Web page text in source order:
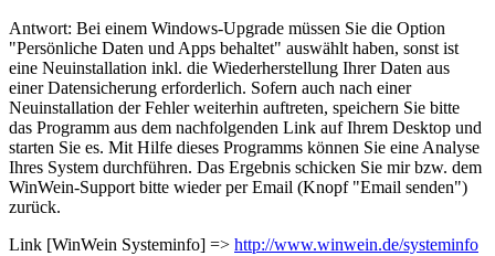
Antwort: Bei einem Windows-Upgrade müssen Sie die Option
"Persönliche Daten und Apps behaltet" auswählt haben, sonst ist
eine Neuinstallation inkl. die Wiederherstellung Ihrer Daten aus
einer Datensicherung erforderlich. Sofern auch nach einer
Neuinstallation der Fehler weiterhin auftreten, speichern Sie bitte
das Programm aus dem nachfolgenden Link auf Ihrem Desktop und
starten Sie es. Mit Hilfe dieses Programms können Sie eine Analyse
Ihres System durchführen. Das Ergebnis schicken Sie mir bzw. dem
WinWein-Support bitte wieder per Email (Knopf "Email senden")
zurück.
Link [WinWein Systeminfo] => http://www.winwein.de/systeminfo